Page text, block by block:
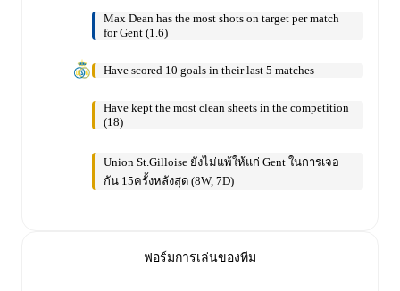
Max Dean has the most shots on target per match
for Gent (1.6)
Have scored 10 goals in their last 5 matches
Have kept the most clean sheets in the competition
(18)
Union St.Gilloise ยังไม่แพ้ให้แก่ Gent ในการเจอ
กัน 15ครั้งหลังสุด (8W, 7D)
ฟอร์มการเล่นของทีม